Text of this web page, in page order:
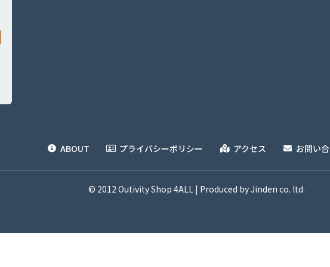
ABOUT プライバシーポリシー アクセス お問い
© 2012 Outivity Shop 4ALL | Produced by Jinden co. ltd.